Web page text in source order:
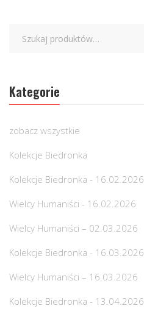
Kategorie
zobacz wszystkie
Kolekcje Biedronka
Kolekcje Biedronka - 16.02.2026
Wielcy Humaniści - 16.02.2026
Wielcy Humaniści – 02.03.2026
Kolekcje Biedronka - 16.03.2026
Wielcy Humaniści – 16.03.2026
Kolekcje Biedronka - 13.04.2026